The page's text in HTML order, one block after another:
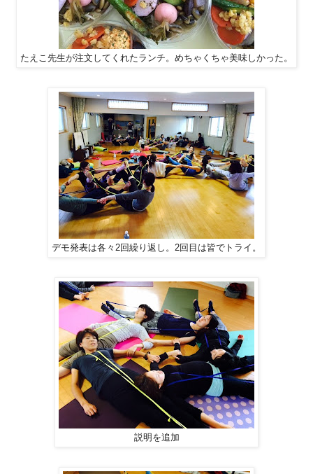
たえこ先生が注文してくれたランチ。めちゃくちゃ美味しかった。
デモ発表は各々2回繰り返し。2回目は皆でトライ。
説明を追加